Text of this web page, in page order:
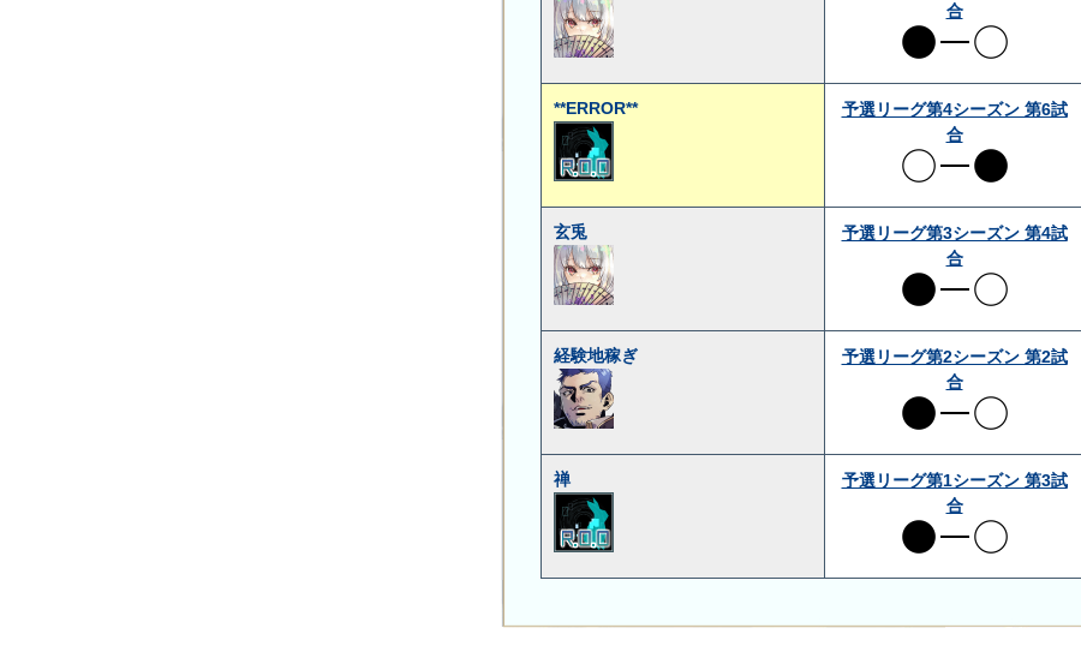
合
**ERROR**
予選リーグ第4シーズン 第6試
合
玄兎
予選リーグ第3シーズン 第4試
合
経験地稼ぎ
予選リーグ第2シーズン 第2試
合
禅
予選リーグ第1シーズン 第3試
合